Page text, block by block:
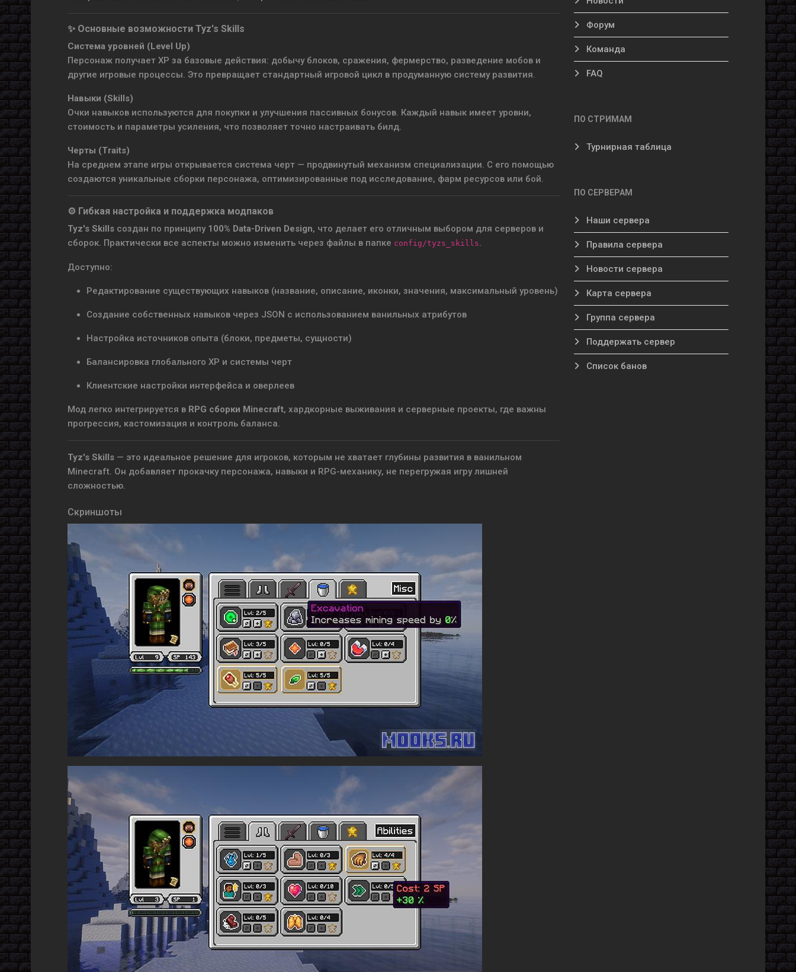
✨ Основные возможности Tyz's Skills
Система уровней (Level Up)
Персонаж получает XP за базовые действия: добычу блоков, сражения, фермерство, разведение мобов и
другие игровые процессы. Это превращает стандартный игровой цикл в продуманную систему развития.
Навыки (Skills)
Очки навыков используются для покупки и улучшения пассивных бонусов. Каждый навык имеет уровни,
стоимость и параметры усиления, что позволяет точно настраивать билд.
Черты (Traits)
На среднем этапе игры открывается система черт — продвинутый механизм специализации. С его помощью
создаются уникальные сборки персонажа, оптимизированные под исследование, фарм ресурсов или бой.
⚙ Гибкая настройка и поддержка модпаков
Tyz's Skills создан по принципу 100% Data-Driven Design, что делает его отличным выбором для серверов и
сборок. Практически все аспекты можно изменить через файлы в папке config/tyzs_skills.
Доступно:
Редактирование существующих навыков (название, описание, иконки, значения, максимальный уровень)
Создание собственных навыков через JSON с использованием ванильных атрибутов
Настройка источников опыта (блоки, предметы, сущности)
Балансировка глобального XP и системы черт
Клиентские настройки интерфейса и оверлеев
Мод легко интегрируется в RPG сборки Minecraft, хардкорные выживания и серверные проекты, где важны
прогрессия, кастомизация и контроль баланса.
Tyz's Skills — это идеальное решение для игроков, которым не хватает глубины развития в ванильном
Minecraft. Он добавляет прокачку персонажа, навыки и RPG-механику, не перегружая игру лишней
сложностью.
Скриншоты
Форум
Команда
FAQ
ПО СТРИМАМ
Турнирная таблица
ПО СЕРВЕРАМ
Наши сервера
Правила сервера
Новости сервера
Карта сервера
Группа сервера
Поддержать сервер
Список банов